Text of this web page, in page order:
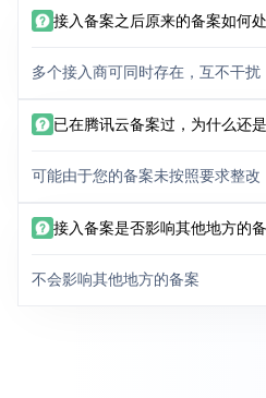
接入备案之后原来的备案如何
多个接入商可同时存在，互不干扰
已在腾讯云备案过，为什么还
可能由于您的备案未按照要求整改
接入备案是否影响其他地方的
不会影响其他地方的备案